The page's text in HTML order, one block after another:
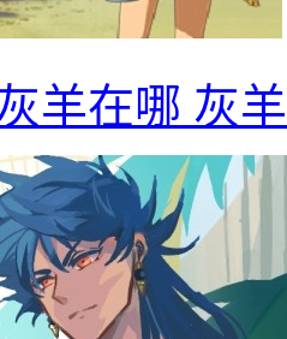
羊在哪 灰